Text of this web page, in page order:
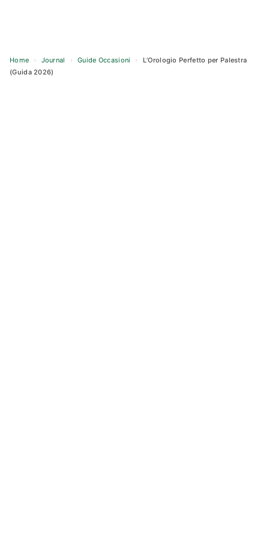
Home › Journal › Guide Occasioni ›
L’Orologio Perfetto per Palestra
(Guida 2026)